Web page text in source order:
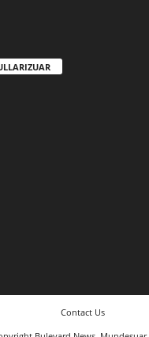
Contact Us